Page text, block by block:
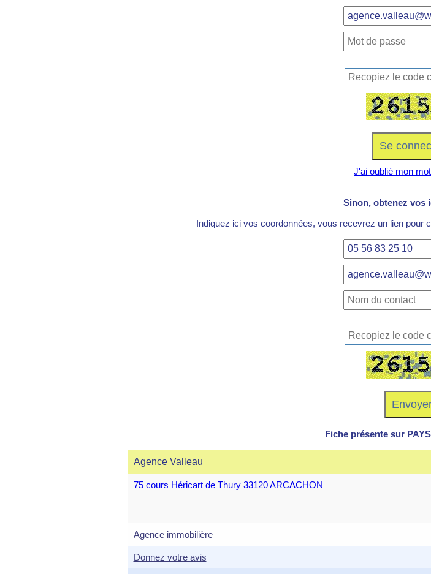
J'ai oublié mon
Sinon, obtenez vos
Indiquez ici vos coordonnées, vous recevrez un lien pour
Fiche présente sur
Agence Valleau
75 cours Héricart de Thury 33120 ARCACHON
Agence immobilière
Donnez votre avis